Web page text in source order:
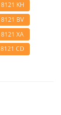
8121 KH
8121 BV
8121 XA
8121 CD